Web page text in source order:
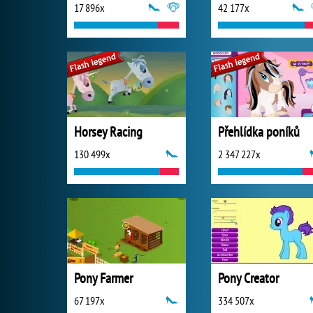
17 896x 42 177x
Horsey Racing
130 499x
Přehlídka poníků
2 347 227x
Pony Farmer
67 197x
Pony Creator
334 507x